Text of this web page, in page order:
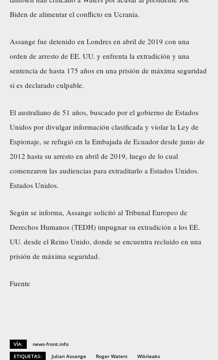
Biden de alimentar el conflicto en Ucrania.
Assange fue detenido en Londres en abril de 2019 con una
orden de arresto de EE. UU. y enfrenta la extradición y una
sentencia de hasta 175 años en una prisión de máxima seguridad
si es declarado culpable.
El australiano de 51 años, buscado por el gobierno de Estados
Unidos por divulgar información clasificada y violar la Ley de
Espionaje, se refugió en la Embajada de Ecuador desde junio de
2012 hasta su arresto en abril de 2019, luego de lo cual
comenzaron las audiencias para extraditarlo a Estados Unidos.
Estados Unidos.
Según se informa, Assange solicitó al Tribunal Europeo de
Derechos Humanos (TEDH) impugnar su extradición a los EE.
UU. desde el Reino Unido, donde se encuentra recluido en una
prisión de máxima seguridad.
Fuente
VÍA:
news-front.info
ETIQUETAS:
Julian Assange Roger Waters Wikileaks